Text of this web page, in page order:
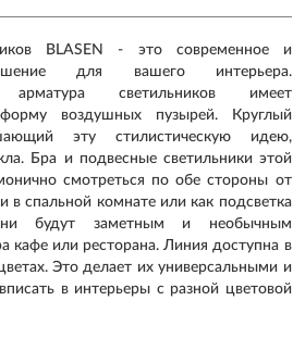
BLASEN - это современное и
для вашего интерьера.
арматура светильников имеет
форму воздушных пузырей. Круглый
эту стилистическую идею,
Бра и подвесные светильники этой
смотреться по обе стороны от
в спальной комнате или как подсветка
будут заметным и необычным
кафе или ресторана. Линия доступна в
Это делает их универсальными и
в интерьеры с разной цветовой